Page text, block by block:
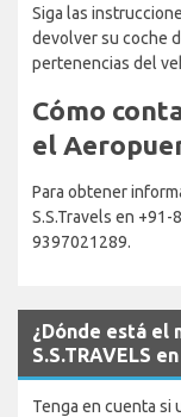
Siga las
devolver su coche
pertenencias del
Cómo
el
Para obtener
S.S.Travels en
9397021289.
¿Dónde está el
S.S.TRAVELS
Tenga en cuenta si